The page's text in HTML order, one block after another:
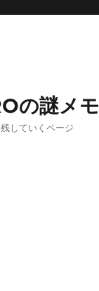
の謎メモ
していくページ